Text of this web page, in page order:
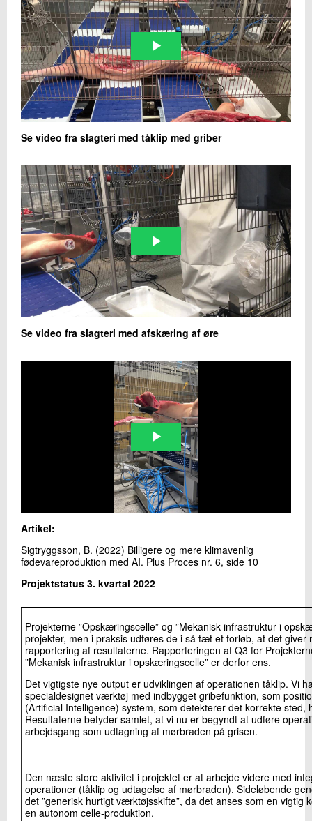
Se video fra slagteri med tåklip med griber
Se video fra slagteri med afskæring af øre
Artikel:
Sigtryggsson, B. (2022) Billigere og mere klimavenlig
fødevareproduktion med AI. Plus Proces nr. 6, side 10
Projektstatus 3. kvartal 2022
Projekterne ”Opskæringscelle” og ”Mekanisk infrastruktur i
projekter, men i praksis udføres de i så tæt et forløb, at det
rapportering af resultaterne. Rapporteringen af Q3 for
”Mekanisk infrastruktur i opskæringscelle” er derfor ens.
Det vigtigste nye output er udviklingen af operationen tåklip. Vi
specialdesignet værktøj med indbygget gribefunktion, som
(Artificial Intelligence) system, som detekterer det korrekte sted,
Resultaterne betyder samlet, at vi nu er begyndt at udføre
arbejdsgang som udtagning af mørbraden på grisen.
Den næste store aktivitet i projektet er at arbejde videre med
operationer (tåklip og udtagelse af mørbraden). Sideløbende
det ”generisk hurtigt værktøjsskifte”, da det anses som en vigtig
en autonom celle-produktion.